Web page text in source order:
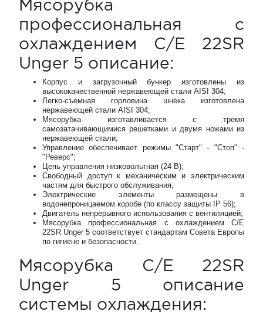
Мясорубка
профессиональная с
охлаждением C/E 22SR
Unger 5 описание:
Корпус и загрузочный бункер изготовлены из
высококачественной нержавеющей стали AISI 304;
Легко-съемная горловина шнека изготовлена
нержавеющей стали AISI 304;
Мясорубка изготавливается с тремя
самозатачивающимися решетками и двумя ножами из
нержавеющей стали;
Управление обеспечивает режимы "Старт" - "Стоп" -
"Реверс";
Цепь управления низковольтная (24 В);
Свободный доступ к механическим и электрическим
частям для быстрого обслуживания;
Электрические элементы размещены в
водонепроницаемом коробе (по классу защиты IP 56);
Двигатель непрерывного использования с вентиляцией;
Мясорубка профессиональная с охлаждением C/E
22SR Unger 5 соответствует стандартам Совета Европы
по гигиене и безопасности.
Мясорубка C/E 22SR
Unger 5 описание
системы охлаждения: